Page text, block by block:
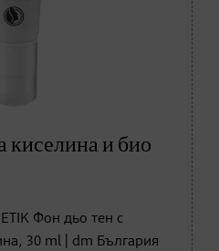
киселина и био
Фон дьо тен с
30 ml | dm България